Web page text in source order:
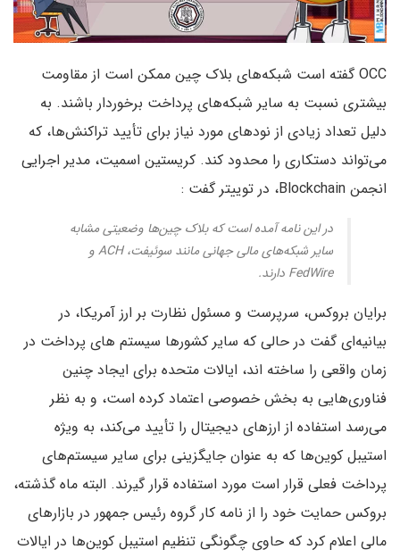
OCC گفته است شبکه‌های بلاک چین ممکن است از مقاومت
بیشتری نسبت به سایر شبکه‌های پرداخت برخوردار باشند. به
دلیل تعداد زیادی از نودهای مورد نیاز برای تأیید تراکنش‌ها، که
می‌تواند دستکاری را محدود کند. کریستین اسمیت، مدیر اجرایی
انجمن Blockchain، در توییتر گفت :
در این نامه آمده است که بلاک چین‌ها وضعیتی مشابه
سایر شبکه‌های مالی جهانی مانند سوئیفت، ACH و
FedWire دارند.
برایان بروکس، سرپرست و مسئول نظارت بر ارز آمریکا، در
بیانیه‌ای گفت در حالی که سایر کشورها سیستم های پرداخت در
زمان واقعی را ساخته اند، ایالات متحده برای ایجاد چنین
فناوری‌هایی به بخش خصوصی اعتماد کرده است، و به نظر
می‌رسد استفاده از ارزهای دیجیتال را تأیید می‌کند، به ویژه
استیبل کوین‌ها که به عنوان جایگزینی برای سایر سیستم‌های
پرداخت فعلی قرار است مورد استفاده قرار گیرند. البته ماه گذشته،
بروکس حمایت خود را از نامه کار گروه رئیس جمهور در بازارهای
مالی اعلام کرد که حاوی چگونگی تنظیم استیبل کوین‌ها در ایالات